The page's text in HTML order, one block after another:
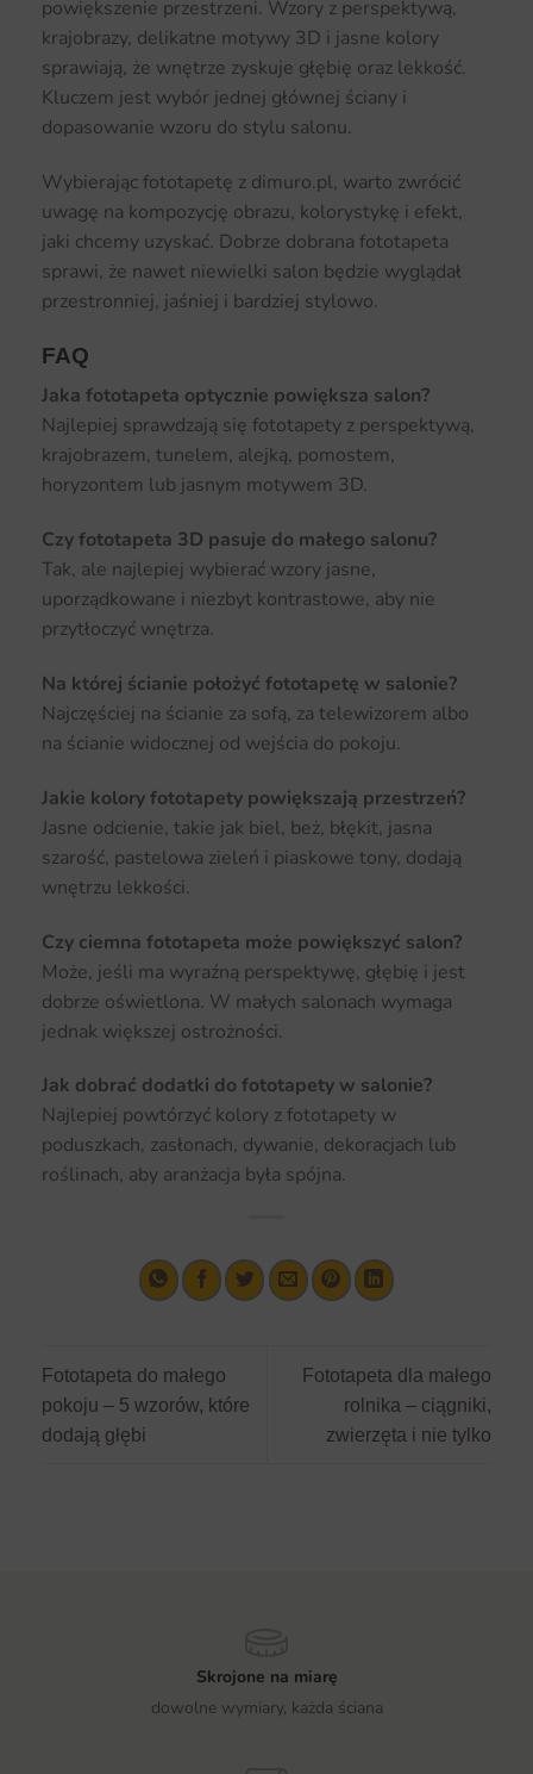
powiększenie przestrzeni. Wzory z perspektywą,
krajobrazy, delikatne motywy 3D i jasne kolory
sprawiają, że wnętrze zyskuje głębię oraz lekkość.
Kluczem jest wybór jednej głównej ściany i
dopasowanie wzoru do stylu salonu.
Wybierając fototapetę z dimuro.pl, warto zwrócić
uwagę na kompozycję obrazu, kolorystykę i efekt,
jaki chcemy uzyskać. Dobrze dobrana fototapeta
sprawi, że nawet niewielki salon będzie wyglądał
przestronniej, jaśniej i bardziej stylowo.
FAQ
Jaka fototapeta optycznie powiększa salon?
Najlepiej sprawdzają się fototapety z perspektywą,
krajobrazem, tunelem, alejką, pomostem,
horyzontem lub jasnym motywem 3D.
Czy fototapeta 3D pasuje do małego salonu?
Tak, ale najlepiej wybierać wzory jasne,
uporządkowane i niezbyt kontrastowe, aby nie
przytłoczyć wnętrza.
Na której ścianie położyć fototapetę w salonie?
Najczęściej na ścianie za sofą, za telewizorem albo
na ścianie widocznej od wejścia do pokoju.
Jakie kolory fototapety powiększają przestrzeń?
Jasne odcienie, takie jak biel, beż, błękit, jasna
szarość, pastelowa zieleń i piaskowe tony, dodają
wnętrzu lekkości.
Czy ciemna fototapeta może powiększyć salon?
Może, jeśli ma wyraźną perspektywę, głębię i jest
dobrze oświetlona. W małych salonach wymaga
jednak większej ostrożności.
Jak dobrać dodatki do fototapety w salonie?
Najlepiej powtórzyć kolory z fototapety w
poduszkach, zasłonach, dywanie, dekoracjach lub
roślinach, aby aranżacja była spójna.
Fototapeta do małego
pokoju – 5 wzorów, które
dodają głębi
Fototapeta dla małego
rolnika – ciągniki,
zwierzęta i nie tylko
Skrojone na miarę
dowolne wymiary, każda ściana